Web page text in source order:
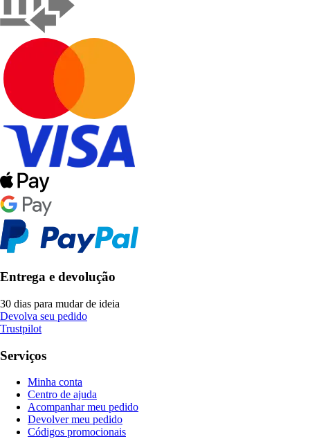
Entrega e devolução
30 dias para mudar de ideia
Devolva seu pedido
Trustpilot
Serviços
Minha conta
Centro de ajuda
Acompanhar meu pedido
Devolver meu pedido
Códigos promocionais